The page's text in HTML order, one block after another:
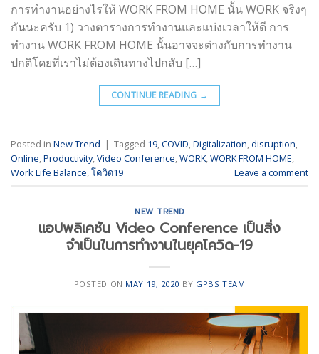
การทำงานอย่างไรให้ WORK FROM HOME นั้น WORK จริงๆ
กันนะครับ 1) วางตารางการทำงานและแบ่งเวลาให้ดี การ
ทำงาน WORK FROM HOME นั้นอาจจะต่างกับการทำงาน
ปกติโดยที่เราไม่ต้องเดินทางไปกลับ […]
CONTINUE READING →
Posted in New Trend | Tagged 19,COVID,Digitalization,disruption,
Online,Productivity,Video Conference,WORK,WORK FROM HOME,
Work Life Balance,โควิด19 Leave a comment
NEW TREND
แอปพลิเคชัน Video Conference เป็นสิ่ง
จำเป็นในการทำงานในยุคโควิด-19
POSTED ON MAY 19, 2020 BY GPBS TEAM